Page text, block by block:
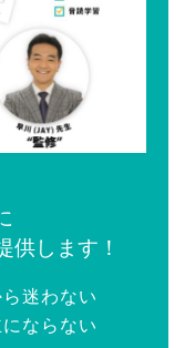
供します！
迷わない
ならない